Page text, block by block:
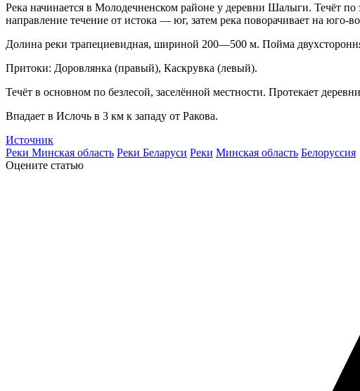
Река начинается в Молодечненском районе у деревни Шалыги. Течёт
направление течение от истока — юг, затем река поворачивает на юго-
Долина реки трапециевидная, шириной 200—500 м. Пойма
Притоки: Доровлянка (правый), Каскрувка (левый).
Течёт в основном по безлесой, заселённой местности. Протекает
Впадает в Ислочь в 3 км к западу от Ракова.
Источник
Реки Минская область Реки Беларуси Реки Минская область Белоруссия
Оцените статью